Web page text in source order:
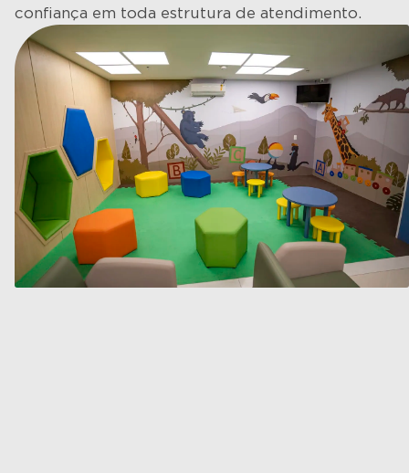
confiança em toda estrutura de atendimento.